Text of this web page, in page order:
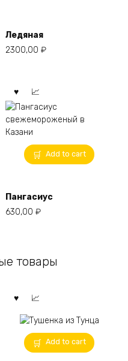
Ледяная
2300,00 ₽
Add to cart
Пангасиус
630,00 ₽
товары
Add to cart